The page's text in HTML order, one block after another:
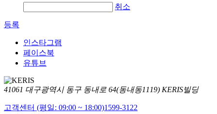
취소
등록
인스타그램
페이스북
유튜브
41061 대구광역시 동구 동내로 64(동내동1119) KERIS빌딩
고객센터 (평일: 09:00 ~ 18:00)1599-3122